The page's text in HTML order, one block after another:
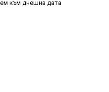
към днешна дата